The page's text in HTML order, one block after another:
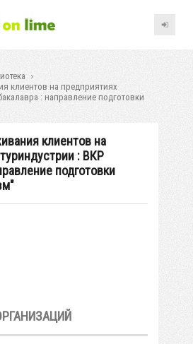
клиентов на предприятиях
: направление подготовки
клиентов на
: ВКР
подготовки